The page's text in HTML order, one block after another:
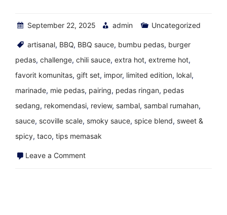
September 22, 2025 admin Uncategorized
artisanal, BBQ, BBQ sauce, bumbu pedas, burger
pedas, challenge, chili sauce, extra hot, extreme hot,
favorit komunitas, gift set, impor, limited edition, lokal,
marinade, mie pedas, pairing, pedas ringan, pedas
sedang, rekomendasi, review, sambal, sambal rumahan,
sauce, scoville scale, smoky sauce, spice blend, sweet &
spicy, taco, tips memasak
Leave a Commenton